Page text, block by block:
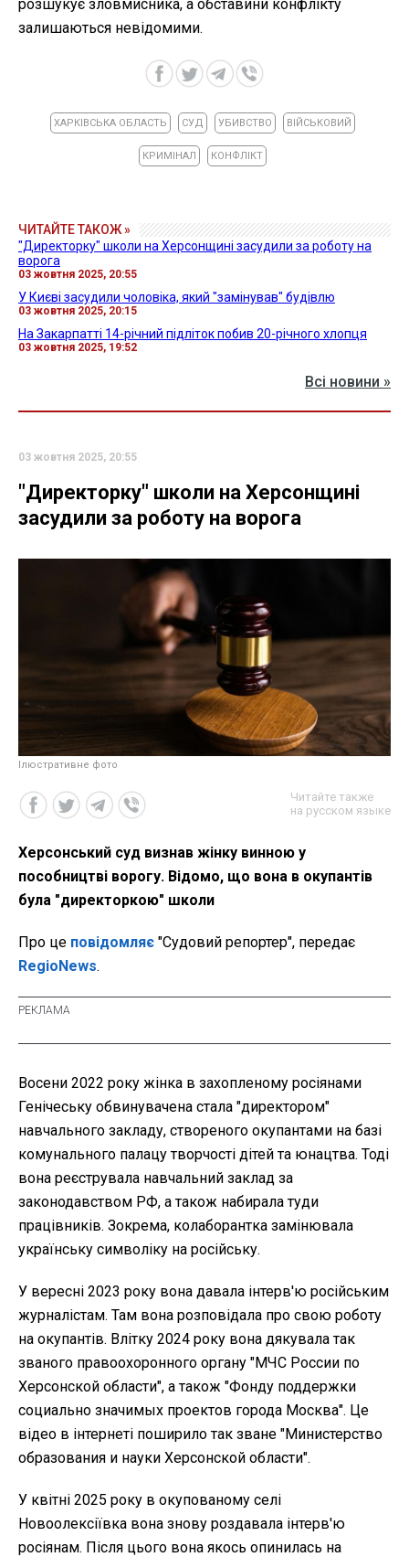
розшукує зловмисника, а обставини конфлікту
залишаються невідомими.
ХАРКІВСЬКА ОБЛАСТЬ СУД УБИВСТВО ВІЙСЬКОВИЙ
КРИМІНАЛ КОНФЛІКТ
ЧИТАЙТЕ ТАКОЖ »
"Директорку" школи на Херсонщині засудили за роботу на
ворога
03 жовтня 2025, 20:55
У Києві засудили чоловіка, який "замінував" будівлю
03 жовтня 2025, 20:15
На Закарпатті 14-річний підліток побив 20-річного хлопця
03 жовтня 2025, 19:52
Всі новини »
03 жовтня 2025, 20:55
"Директорку" школи на Херсонщині
засудили за роботу на ворога
Ілюстративне фото
Читайте также
на русском языке
Херсонський суд визнав жінку винною у
пособництві ворогу. Відомо, що вона в окупантів
була "директоркою" школи
Про це повідомляє "Судовий репортер", передає
RegioNews.
Восени 2022 року жінка в захопленому росіянами
Генічеську обвинувачена стала "директором"
навчального закладу, створеного окупантами на базі
комунального палацу творчості дітей та юнацтва. Тоді
вона реєструвала навчальний заклад за
законодавством РФ, а також набирала туди
працівників. Зокрема, колаборантка замінювала
українську символіку на російську.
У вересні 2023 року вона давала інтерв'ю російським
журналістам. Там вона розповідала про свою роботу
на окупантів. Влітку 2024 року вона дякувала так
званого правоохоронного органу "МЧС России по
Херсонской области", а також "Фонду поддержки
социально значимых проектов города Москва". Це
відео в інтернеті поширило так зване "Министерство
образования и науки Херсонской области".
У квітні 2025 року в окупованому селі
Новоолексіївка вона знову роздавала інтерв'ю
росіянам. Після цього вона якось опинилась на